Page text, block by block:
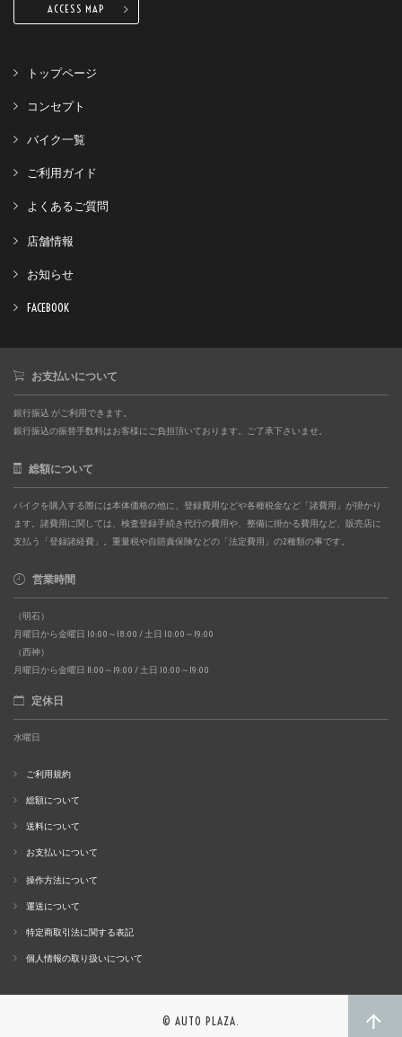
ACCESS MAP
トップページ
コンセプト
バイク一覧
ご利用ガイド
よくあるご質問
店舗情報
お知らせ
FACEBOOK
お支払いについて
銀行振込 がご利用できます。
銀行振込の振替手数料はお客様にご負担頂いております。ご了承下さいませ。
総額について
バイクを購入する際には本体価格の他に、登録費用などや各種税金など「諸費用」が掛かり
ます。諸費用に関しては、検査登録手続き代行の費用や、整備に掛かる費用など、販売店に
支払う「登録諸経費」。重量税や自賠責保険などの「法定費用」の2種類の事です。
営業時間
（明石）
月曜日から金曜日 10:00～18:00 / 土日 10:00～19:00
（西神）
月曜日から金曜日 11:00～19:00 / 土日 10:00～19:00
定休日
水曜日
ご利用規約
総額について
送料について
お支払いについて
操作方法について
運送について
特定商取引法に関する表記
個人情報の取り扱いについて
© AUTO PLAZA.